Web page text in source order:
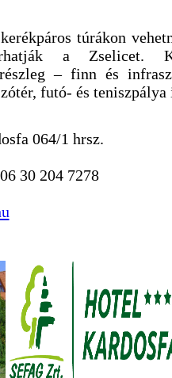
túrákon
a Zselicet.
– finn és
futó- és
064/1 hrsz.
30 204 7278